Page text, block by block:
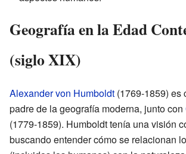
Geografía en la Edad
(siglo XIX)
Alexander von Humboldt (1769-1859) es
padre de la geografía moderna, junto con
(1779-1859). Humboldt tenía una visión
buscando entender cómo se relacionan